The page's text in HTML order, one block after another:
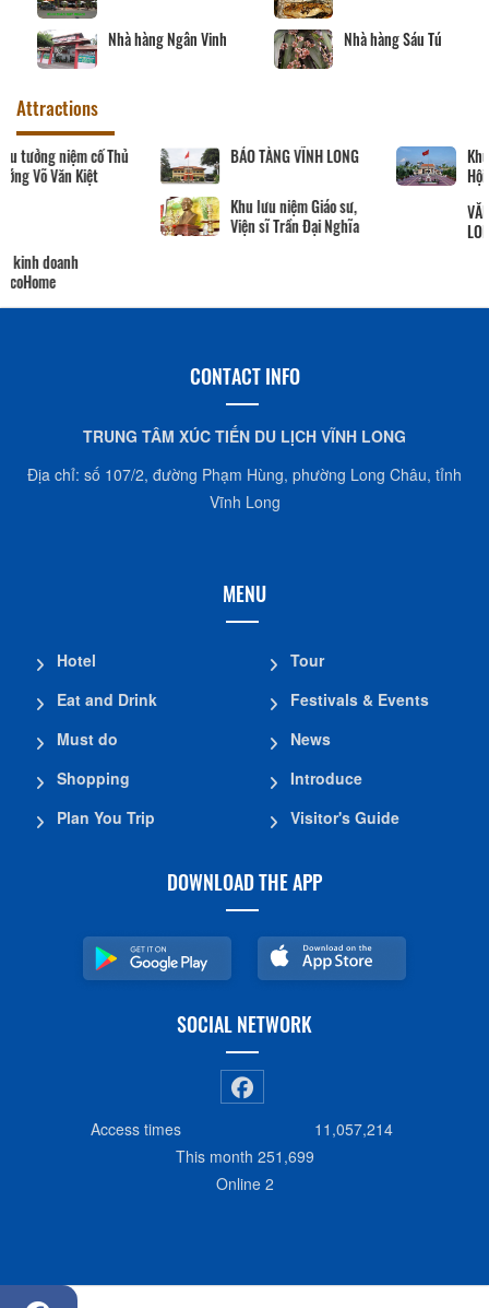
Nhà hàng Ngân Vinh Nhà hàng Sáu Tú
Attractions
Khu tưởng niệm cố Thủ
tướng Võ Văn Kiệt
BẢO TÀNG VĨNH LONG
Khu lưu niệm Giáo sư,
Viện sĩ Trần Đại Nghĩa
CONTACT INFO
TRUNG TÂM XÚC TIẾN DU LỊCH VĨNH LONG
Địa chỉ: số 107/2, đường Phạm Hùng, phường Long Châu, tỉnh
Vĩnh Long
MENU
Hotel
Eat and Drink
Must do
Shopping
Plan You Trip
Tour
Festivals & Events
News
Introduce
Visitor's Guide
DOWNLOAD THE APP
SOCIAL NETWORK
Access times
11,057,214
This month 251,699
Online 2